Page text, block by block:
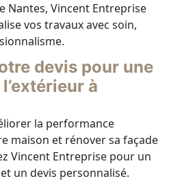
Nantes, Vincent Entreprise
vos travaux avec soin,
devis pour une
à
la performance
maison et rénover sa façade
Vincent Entreprise pour un
un devis personnalisé.